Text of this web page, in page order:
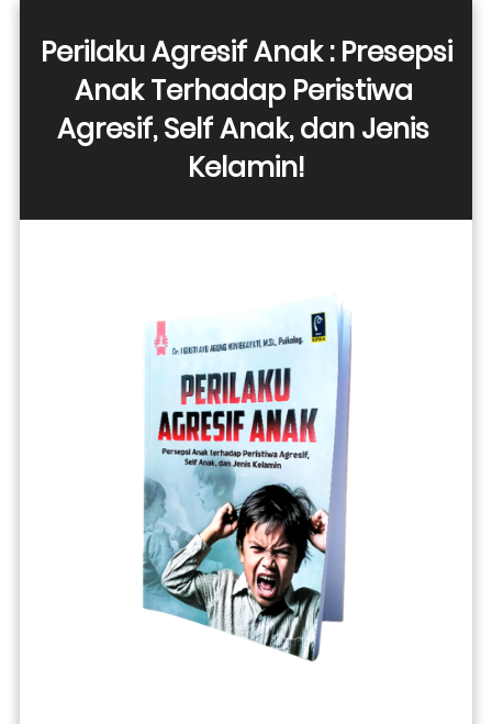
Perilaku Agresif Anak : Presepsi
Anak Terhadap Peristiwa
Agresif, Self Anak, dan Jenis
Kelamin!